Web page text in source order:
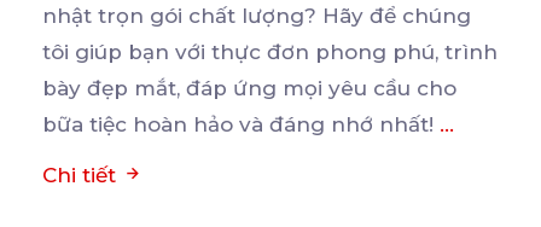
nhật trọn gói chất lượng? Hãy để chúng
tôi giúp bạn với thực đơn phong phú, trình
bày đẹp mắt, đáp ứng mọi yêu cầu cho
bữa tiệc hoàn hảo và đáng nhớ nhất! ...
Chi tiết